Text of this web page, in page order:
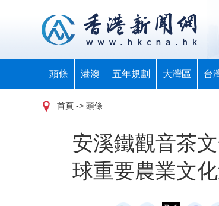
頭條 港澳 五年規劃 大灣區 台
首頁 -> 頭條
安溪鐵觀音茶
球重要農業文